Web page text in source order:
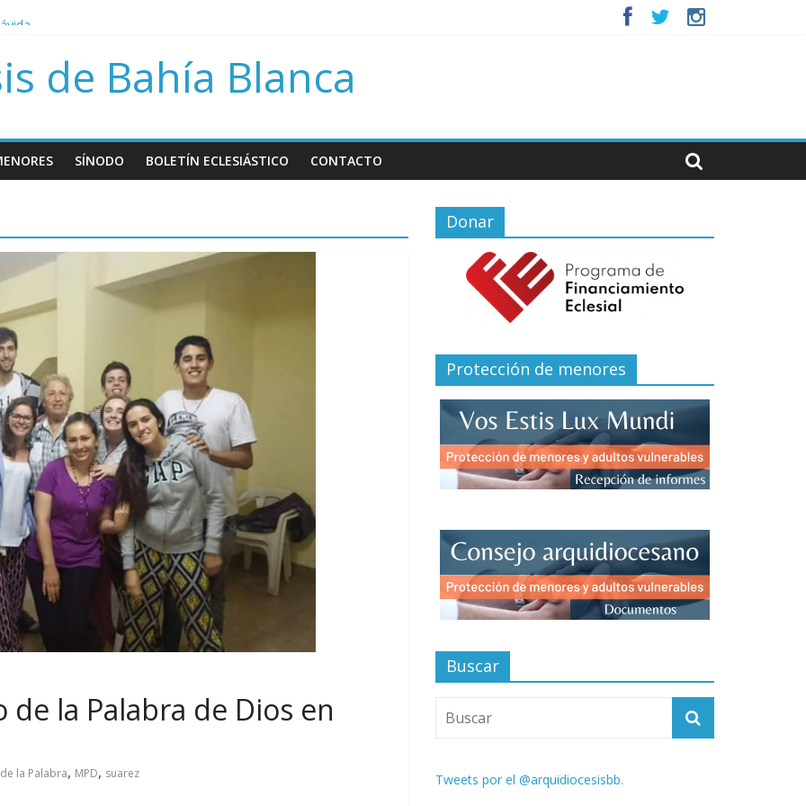
del día del niño por nacer
de Bahía Blanca
SÍNODO BOLETÍN ECLESIÁSTICO CONTACTO
la Palabra de Dios en
la Palabra, MPD, suarez
Donar
Protección de menores
Buscar
Tweets por el @arquidiocesisbb.